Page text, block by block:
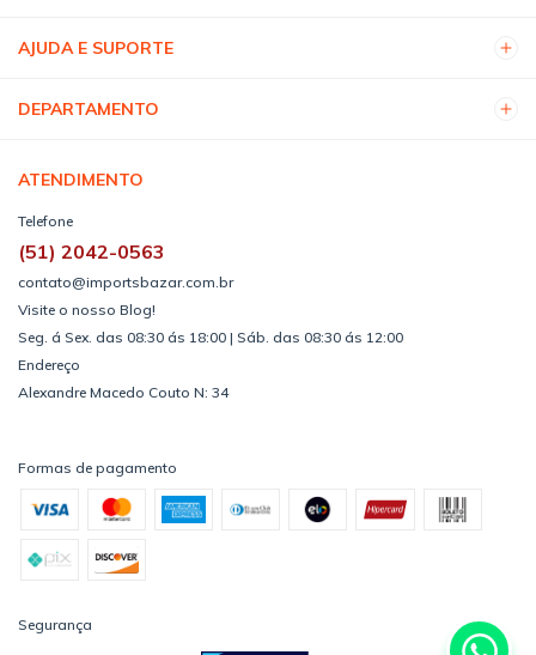
AJUDA E SUPORTE
DEPARTAMENTO
ATENDIMENTO
Telefone
(51) 2042-0563
contato@importsbazar.com.br
Visite o nosso Blog!
Seg. á Sex. das 08:30 ás 18:00 | Sáb. das 08:30 ás 12:00
Endereço
Alexandre Macedo Couto N: 34
Formas de pagamento
Segurança